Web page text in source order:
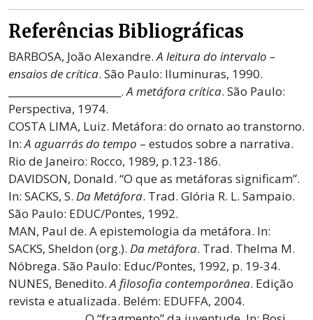
Referências Bibliográficas
BARBOSA, João Alexandre.A leitura do intervalo –
ensaios de crítica. São Paulo: Iluminuras, 1990.
_______________________.A metáfora crítica. São Paulo:
Perspectiva, 1974.
COSTA LIMA, Luiz. Metáfora: do ornato ao transtorno.
In:A aguarrás do tempo – estudos sobre a narrativa.
Rio de Janeiro: Rocco, 1989, p.123-186.
DAVIDSON, Donald. “O que as metáforas significam”.
In: SACKS, S. Da Metáfora. Trad. Glória R. L. Sampaio.
São Paulo: EDUC/Pontes, 1992.
MAN, Paul de. A epistemologia da metáfora. In:
SACKS, Sheldon (org.). Da metáfora. Trad. Thelma M.
Nóbrega. São Paulo: Educ/Pontes, 1992, p. 19-34.
NUNES, Benedito.A filosofia contemporânea. Edição
revista e atualizada. Belém: EDUFFA, 2004.